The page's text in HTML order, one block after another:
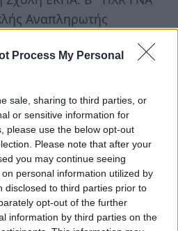
Process My Personal
sale, sharing to third parties, or
or sensitive information for
please use the below opt-out
Please note that after your
you may continue seeing
personal information utilized by
disclosed to third parties prior to
opt-out of the further
information by third parties on the
Αναπληρωτής
Επίκουρος
Ιατρική Σχολή ΕΚΠΑ. Β΄
ήταν ιδιαίτερα
απόψεις από
και